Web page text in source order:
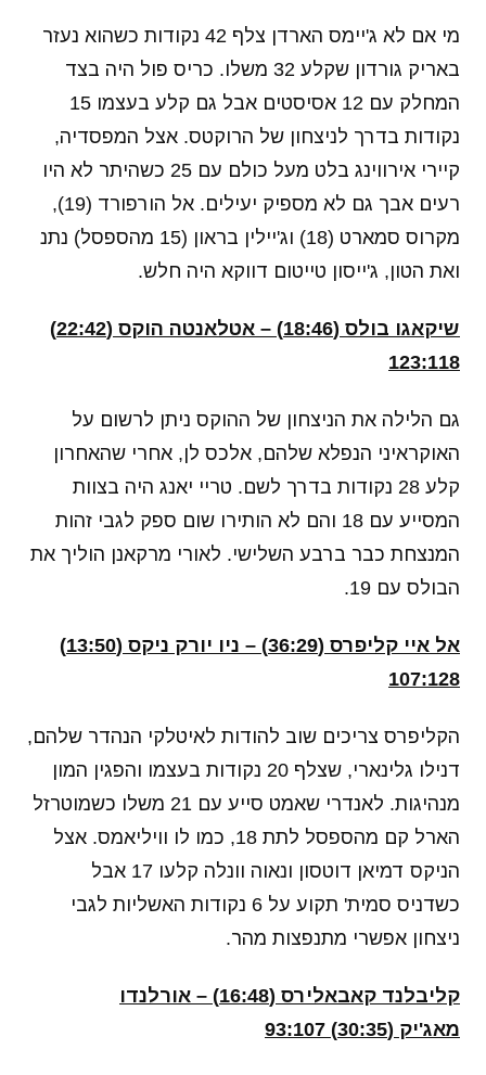
מי אם לא ג'יימס הארדן צלף 42 נקודות כשהוא נעזר
באריק גורדון שקלע 32 משלו. כריס פול היה בצד
המחלק עם 12 אסיסטים אבל גם קלע בעצמו 15
נקודות בדרך לניצחון של הרוקטס. אצל המפסדיה,
קיירי אירווינג בלט מעל כולם עם 25 כשהיתר לא היו
רעים אבך גם לא מספיק יעילים. אל הורפורד (19),
מקרוס סמארט (18) וג'יילין בראון (15 מהספסל) נתנ
ואת הטון, ג'ייסון טייטום דווקא היה חלש.
שיקאגו בולס (18:46) – אטלאנטה הוקס (22:42)
123:118
גם הלילה את הניצחון של ההוקס ניתן לרשום על
האוקראיני הנפלא שלהם, אלכס לן, אחרי שהאחרון
קלע 28 נקודות בדרך לשם. טריי יאנג היה בצוות
המסייע עם 18 והם לא הותירו שום ספק לגבי זהות
המנצחת כבר ברבע השלישי. לאורי מרקאנן הוליך את
הבולס עם 19.
אל איי קליפרס (36:29) – ניו יורק ניקס (13:50)
107:128
הקליפרס צריכים שוב להודות לאיטלקי הנהדר שלהם,
דנילו גלינארי, שצלף 20 נקודות בעצמו והפגין המון
מנהיגות. לאנדרי שאמט סייע עם 21 משלו כשמוטרזל
הארל קם מהספסל לתת 18, כמו לו וויליאמס. אצל
הניקס דמיאן דוטסון ונאוה וונלה קלעו 17 אבל
כשדניס סמית' תקוע על 6 נקודות האשליות לגבי
ניצחון אפשרי מתנפצות מהר.
קליבלנד קאבאלירס (16:48) – אורלנדו
מאג'יק (30:35) 93:107